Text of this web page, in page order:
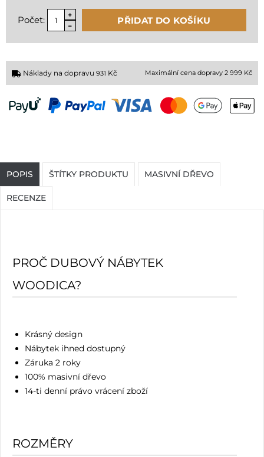
Počet: PŘIDAT DO KOŠÍKU
Náklady na dopravu 931 Kč Maximální cena dopravy 2 999 Kč
POPIS ŠTÍTKY PRODUKTU MASIVNÍ DŘEVO
RECENZE
PROČ DUBOVÝ NÁBYTEK
WOODICA?
Krásný design
Nábytek ihned dostupný
Záruka 2 roky
100% masivní dřevo
14-ti denní právo vrácení zboží
ROZMĚRY